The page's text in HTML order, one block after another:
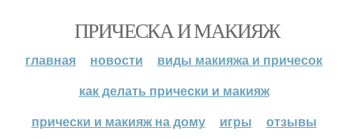
ПРИЧЕСКА И МАКИЯЖ
главная новости
виды макияжа и причесок
как делать прически и макияж
прически и макияж на дому
игры отзывы